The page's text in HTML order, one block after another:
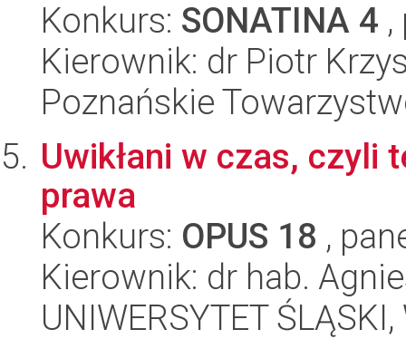
Konkurs: SONATINA 4
Kierownik: dr Piotr
Poznańskie
Uwikłani w czas, czyli
prawa
Konkurs: OPUS 18 ,
Kierownik: dr hab.
UNIWERSYTET